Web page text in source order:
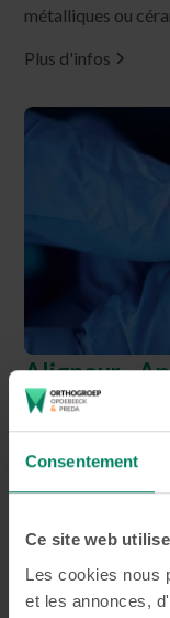
Consentement
Ce site web
Les cookies nous
et les annonces,
métalliques ou
Plus d'infos
Aligneur -
Les aligneurs
pratique pour
sous différentes